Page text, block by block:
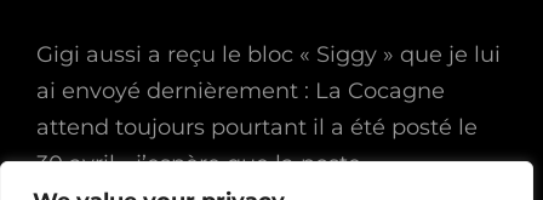
Gigi aussi a reçu le bloc « Siggy » que je lui
ai envoyé dernièrement : La Cocagne
attend toujours pourtant il a été posté le
30 avril… j’espère que la poste